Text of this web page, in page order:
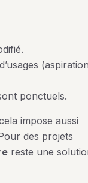
ponctuels.
impose aussi
des projets
reste une